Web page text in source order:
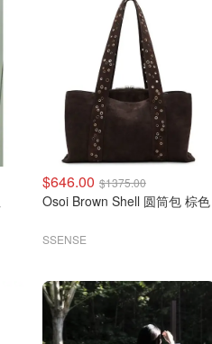
$646.00 $1375.00
Osoi Brown Shell 圆筒包 棕色
SSENSE